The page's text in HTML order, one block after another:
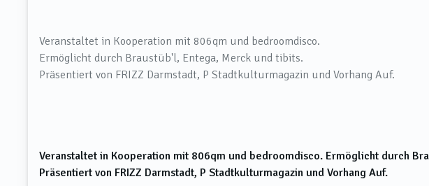
Veranstaltet in Kooperation mit 806qm und bedroomdisco.
Ermöglicht durch Braustüb'l, Entega, Merck und tibits.
Präsentiert von FRIZZ Darmstadt, P Stadtkulturmagazin und Vorhang Auf.
Veranstaltet in Kooperation mit 806qm und bedroomdisco. Ermöglicht durch
Präsentiert von FRIZZ Darmstadt, P Stadtkulturmagazin und Vorhang Auf.